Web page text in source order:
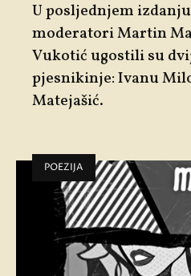
U posljednjem
moderatoriMartin
Vukotićugostili su
pjesnikinje:Ivanu
Matejašić.
POEZIJA